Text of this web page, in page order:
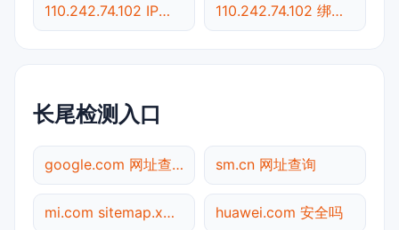
110.242.74.102 IP反查 110.242.74.102 绑定域名
长尾检测入口
google.com 网址查询 sm.cn 网址查询
mi.com sitemap.xml检测 huawei.com 安全吗